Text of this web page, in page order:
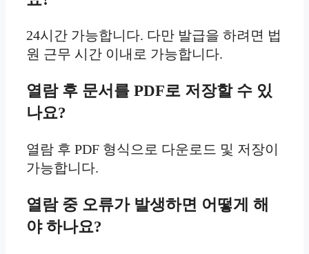
24시간 가능합니다. 다만 발급을 하려면 법
원 근무 시간 이내로 가능합니다.
열람 후 문서를 PDF로 저장할 수 있
나요?
열람 후 PDF 형식으로 다운로드 및 저장이
가능합니다.
열람 중 오류가 발생하면 어떻게 해
야 하나요?